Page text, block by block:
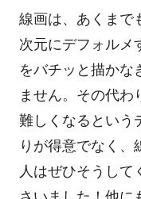
線画は、あくまで
次元にデフォルメ
をバチッと描かな
ません。その代わ
難しくなるという
りが得意でなく、
人はぜひそうして